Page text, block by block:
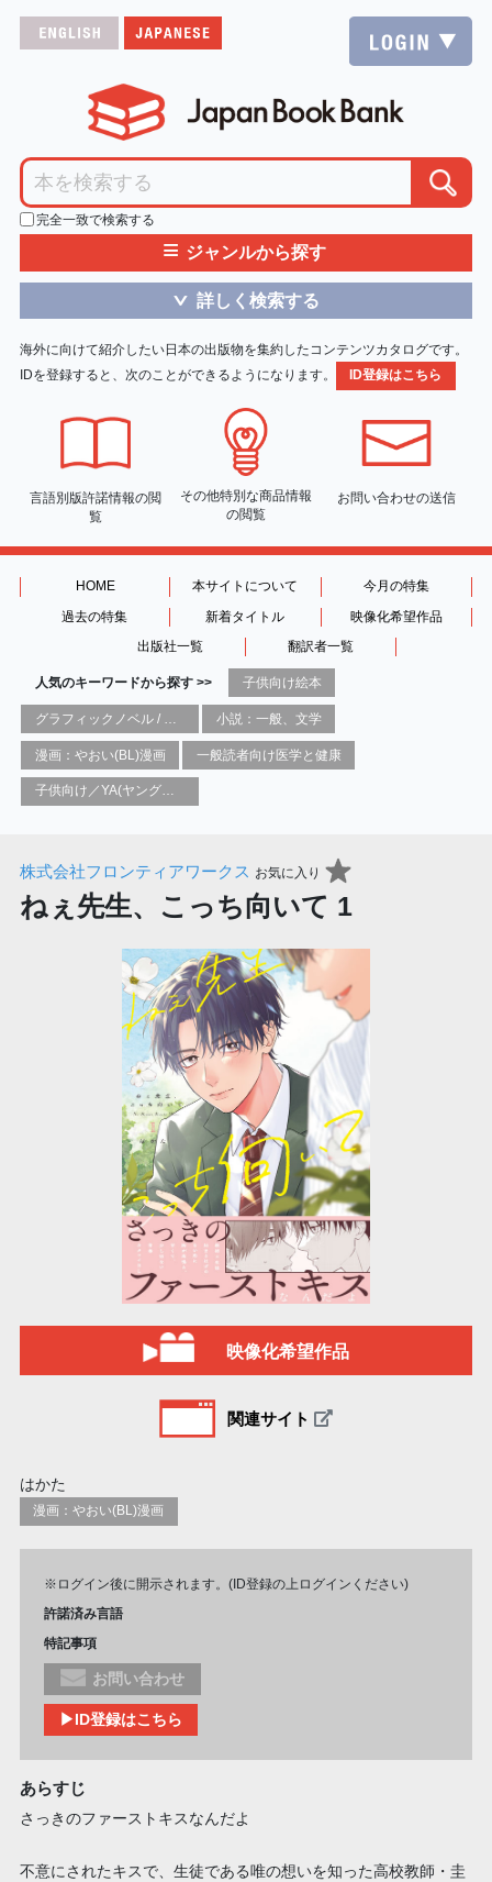
完全一致で検索する
≡ ジャンルから探す
＞ 詳しく検索する
海外に向けて紹介したい日本の出版物を集約したコンテンツカタログです。
IDを登録すると、次のことができるようになります。
ID登録はこちら
言語別版許諾情報の閲
覧
その他特別な商品情報
の閲覧
お問い合わせの送信
HOME 本サイトについて
今月の特集
過去の特集
新着タイトル
映像化希望作品
出版社一覧
翻訳者一覧
人気のキーワードから探す >> 子供向け絵本
小説：一般、文学
漫画：やおい(BL)漫画 一般読者向け医学と健康
子供向け／YA(ヤングアダルト)向け一般：芸術&芸術家
株式会社フロンティアワークス お気に入り
ねぇ先生、こっち向いて 1
映像化希望作品
関連サイト
はかた
漫画：やおい(BL)漫画
※ログイン後に開示されます。(ID登録の上ログインください)
許諾済み言語
特記事項
お問い合わせ
▶ID登録はこちら
あらすじ
さっきのファーストキスなんだよ
不意にされたキスで、生徒である唯の想いを知った高校教師・圭